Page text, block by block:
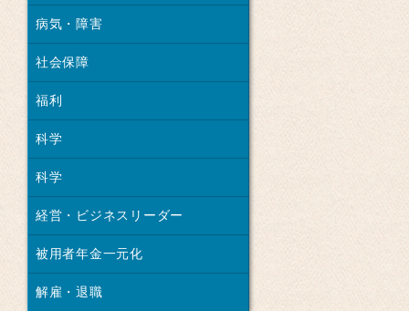
病気・障害
社会保障
福利
科学
科学
経営・ビジネスリーダー
被用者年金一元化
解雇・退職